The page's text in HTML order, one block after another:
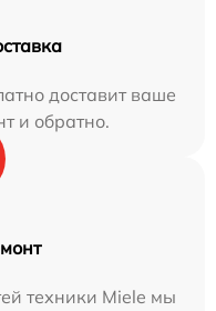
доставит ваше
и обратно.
техники Miele мы